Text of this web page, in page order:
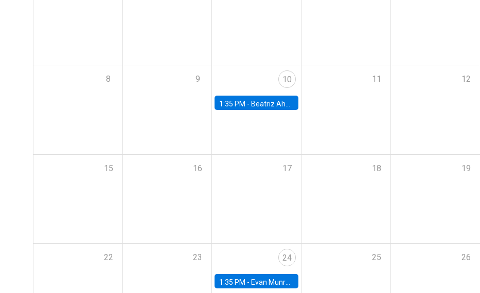
8 9 10
1:35 PM - Beatriz Ahumada, PhD candidate, Universidad de Pittsburgh
11 12
15 16 17 18 19
22 23 24
1:35 PM - Evan Munro, Neyman Visiting Assistant Professor in the Department of Statistics at UC Berkeley
25 26